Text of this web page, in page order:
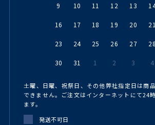
9 10 11 12 13
16 17 18 19 20 21
23 24 25 26 27 28
30 31 1 2 3 4
土曜、日曜、祝祭日、その他弊社指定日は商
できません。ご注文はインターネットにて24
ます。
発送不可日